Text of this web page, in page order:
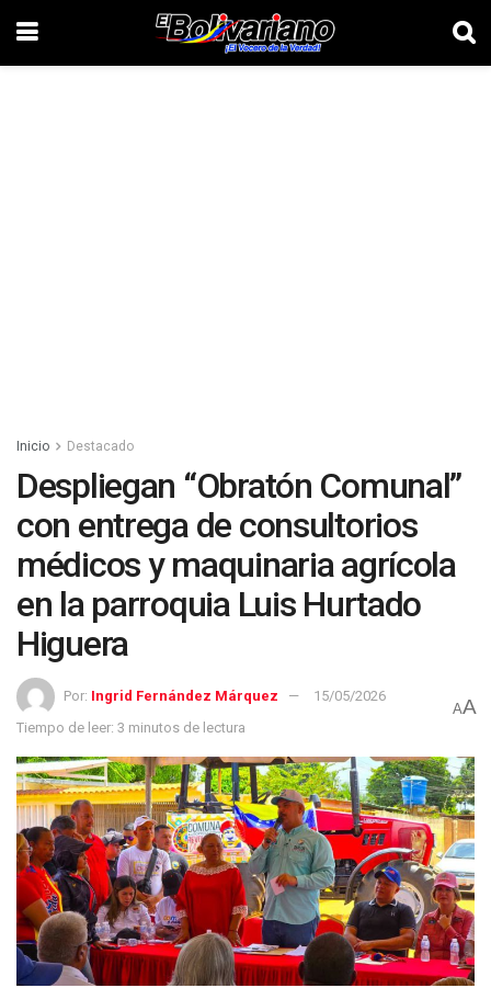
Inicio Destacado
Despliegan “Obratón Comunal”
con entrega de consultorios
médicos y maquinaria agrícola
en la parroquia Luis Hurtado
Higuera
Por: Ingrid Fernández Márquez
15/05/2026
Tiempo de leer: 3 minutos de lectura
AA